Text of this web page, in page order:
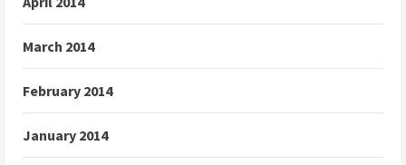
March 2014
February 2014
January 2014